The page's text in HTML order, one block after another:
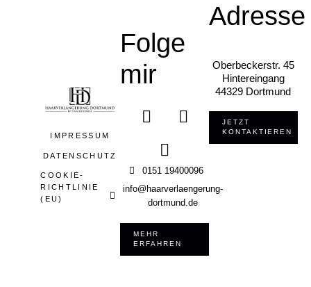
IMPRESSUM
DATENSCHUTZ
COOKIE-
RICHTLINIE
(EU)
Folge
mir
0151 19400096
info@haarverlaengerung-
dortmund.de
MEHR
ERFAHREN
Adresse
Oberbeckerstr. 45
Hintereingang
44329 Dortmund
JETZT
KONTAKTIEREN